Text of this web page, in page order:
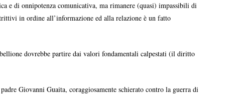
e di onnipotenza comunicativa, ma rimanere (quasi) impassibili di
in ordine all’informazione ed alla relazione è un fatto
dovrebbe partire dai valori fondamentali calpestati (il diritto
Giovanni Guaita, coraggiosamente schierato contro la guerra di